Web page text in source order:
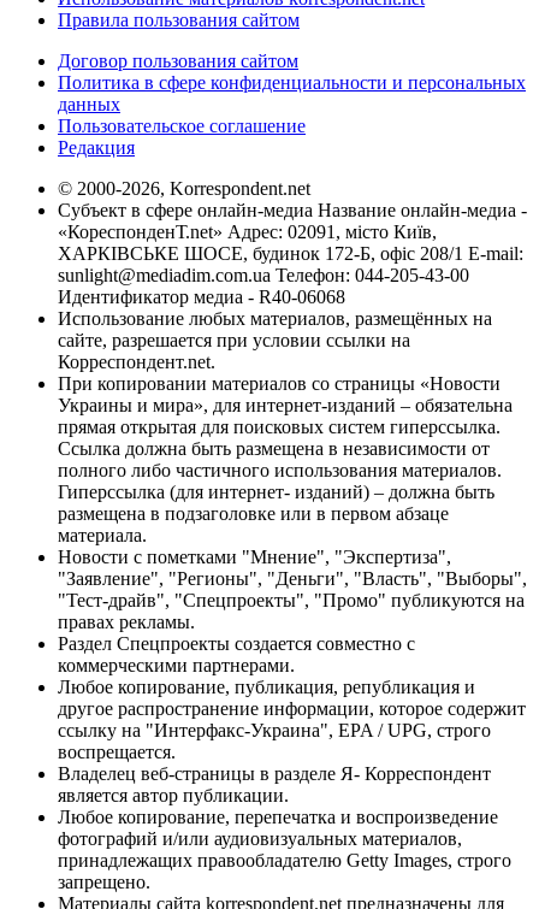
Правила пользования сайтом
Договор пользования сайтом
Политика в сфере конфиденциальности и персональных
данных
Пользовательское соглашение
Редакция
© 2000-2026, Korrespondent.net
Субъект в сфере онлайн-медиа Название онлайн-медиа -
«КореспонденТ.net» Адрес: 02091, місто Київ,
ХАРКІВСЬКЕ ШОСЕ, будинок 172-Б, офіс 208/1 E-mail:
sunlight@mediadim.com.ua Телефон: 044-205-43-00
Идентификатор медиа - R40-06068
Использование любых материалов, размещённых на
сайте, разрешается при условии ссылки на
Корреспондент.net.
При копировании материалов со страницы «Новости
Украины и мира», для интернет-изданий – обязательна
прямая открытая для поисковых систем гиперссылка.
Ссылка должна быть размещена в независимости от
полного либо частичного использования материалов.
Гиперссылка (для интернет- изданий) – должна быть
размещена в подзаголовке или в первом абзаце
материала.
Новости с пометками "Мнение", "Экспертиза",
"Заявление", "Регионы", "Деньги", "Власть", "Выборы",
"Тест-драйв", "Спецпроекты", "Промо" публикуются на
правах рекламы.
Раздел Спецпроекты создается совместно с
коммерческими партнерами.
Любое копирование, публикация, републикация и
другое распространение информации, которое содержит
ссылку на "Интерфакс-Украина", EPA / UPG, строго
воспрещается.
Владелец веб-страницы в разделе Я- Корреспондент
является автор публикации.
Любое копирование, перепечатка и воспроизведение
фотографий и/или аудиовизуальных материалов,
принадлежащих правообладателю Getty Images, строго
запрещено.
Материалы сайта korrespondent.net предназначены для